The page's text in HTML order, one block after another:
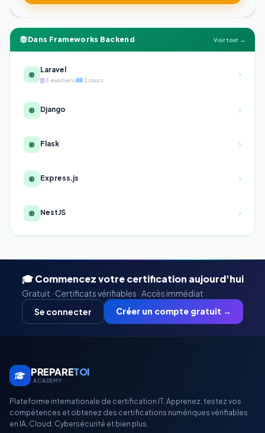
Dans Frameworks Backend Voir tout →
Laravel
3 examens 2 cours
Django
Flask
Express.js
NestJS
🎓 Commencez votre certification aujourd'hui
Gratuit · Certificats vérifiables · Accès immédiat
Se connecter
Créer un compte gratuit →
PREPARETOI
.ACADEMY
Plateforme internationale de certification IT. Apprenez, testez vos
compétences et obtenez des certifications numériques vérifiables
en IA, Cloud, Cybersécurité et bien plus.